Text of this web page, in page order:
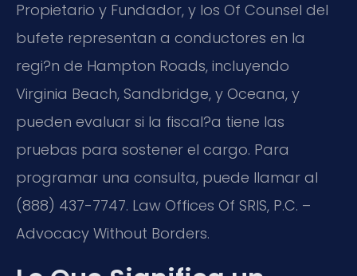
Propietario y Fundador, y los Of Counsel del
bufete representan a conductores en la
regi?n de Hampton Roads, incluyendo
Virginia Beach, Sandbridge, y Oceana, y
pueden evaluar si la fiscal?a tiene las
pruebas para sostener el cargo. Para
programar una consulta, puede llamar al
(888) 437-7747. Law Offices Of SRIS, P.C. –
Advocacy Without Borders.